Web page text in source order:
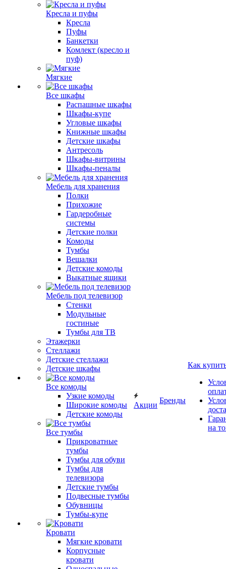
Кресла и пуфы
Кресла
Пуфы
Банкетки
Комлект (кресло и
пуф)
Мягкие
Все шкафы
Распашные шкафы
Шкафы-купе
Угловые шкафы
Книжные шкафы
Детские шкафы
Антресоль
Шкафы-витрины
Шкафы-пеналы
Мебель для хранения
Полки
Прихожие
Гардеробные
системы
Детские полки
Комоды
Тумбы
Вешалки
Детские комоды
Выкатные ящики
Мебель под телевизор
Стенки
Модульные
гостиные
Тумбы для ТВ
Этажерки
Стеллажи
Детские стеллажи
Детские шкафы
Все комоды
Узкие комоды
Широкие комоды
Детские комоды
Все тумбы
Прикроватные
тумбы
Тумбы для обуви
Тумбы для
телевизора
Детские тумбы
Подвесные тумбы
Обувницы
Тумбы-купе
Кровати
Мягкие кровати
Корпусные
кровати
Акции
Бренды
Как
на